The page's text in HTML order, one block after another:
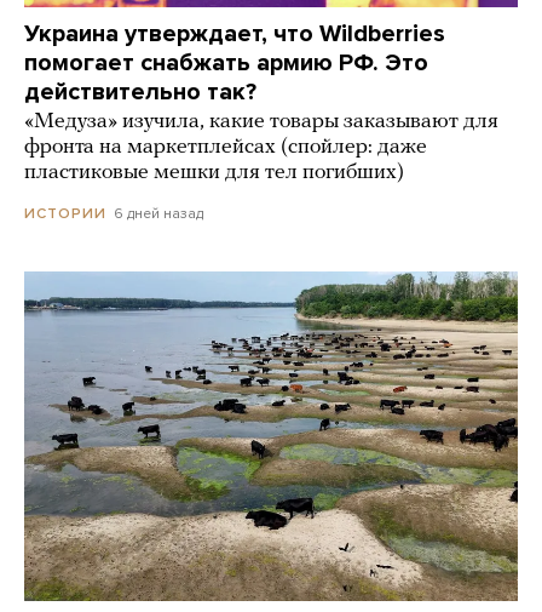
Украина утверждает, что Wildberries
помогает снабжать армию РФ. Это
действительно так?
«Медуза» изучила, какие товары заказывают для
фронта на маркетплейсах (спойлер: даже
пластиковые мешки для тел погибших)
ИСТОРИИ 6 дней назад